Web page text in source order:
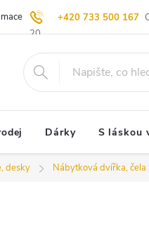
+420 733 500 167
20
| Vrácení zboží Blog
Dárky S láskou
desky Nábytková dvířka, čela